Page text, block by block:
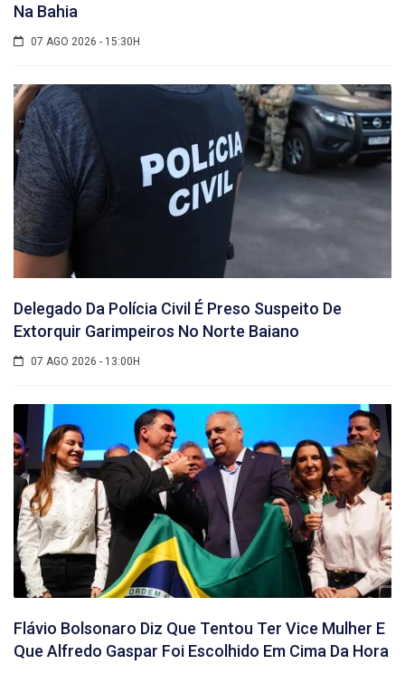
Na Bahia
07 AGO 2026 - 15:30H
Delegado Da Polícia Civil É Preso Suspeito De
Extorquir Garimpeiros No Norte Baiano
07 AGO 2026 - 13:00H
Flávio Bolsonaro Diz Que Tentou Ter Vice Mulher E
Que Alfredo Gaspar Foi Escolhido Em Cima Da Hora